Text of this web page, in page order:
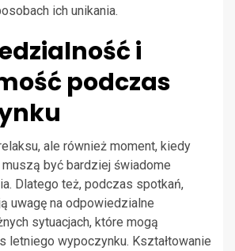
ich unikania.
i
podczas
ale również moment, kiedy
być bardziej świadome
Dlatego też, podczas spotkań,
uwagę na odpowiedzialne
sytuacjach, które mogą
letniego wypoczynku. Kształtowanie